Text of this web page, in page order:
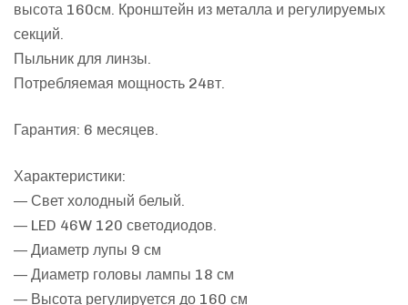
высота 160см. Кронштейн из металла и регулируемых
секций.
Пыльник для линзы.
Потребляемая мощность 24вт.
Гарантия: 6 месяцев.
Характеристики:
— Свет холодный белый.
— LED 46W 120 светодиодов.
— Диаметр лупы 9 см
— Диаметр головы лампы 18 см
— Высота регулируется до 160 см